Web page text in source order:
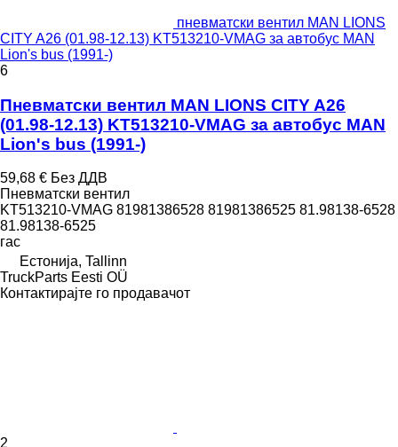
пневматски вентил MAN LIONS
CITY A26 (01.98-12.13) KT513210-VMAG за автобус MAN
Lion's bus (1991-)
6
Пневматски вентил MAN LIONS CITY A26
(01.98-12.13) KT513210-VMAG за автобус MAN
Lion's bus (1991-)
59,68 € Без ДДВ
Пневматски вентил
KT513210-VMAG 81981386528 81981386525 81.98138-6528
81.98138-6525
гас
Естонија, Tallinn
TruckParts Eesti OÜ
Контактирајте го продавачот
2